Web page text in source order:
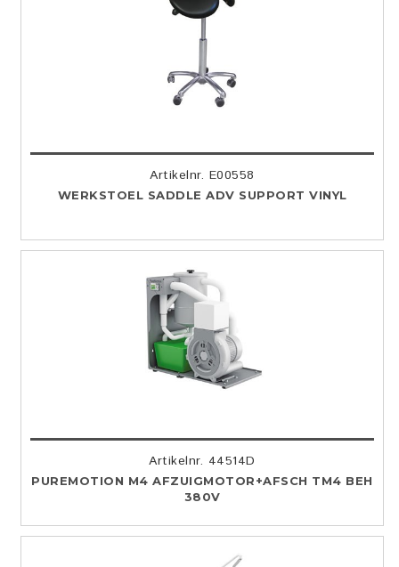
Artikelnr. E00558
WERKSTOEL SADDLE ADV SUPPORT VINYL
Artikelnr. 44514D
PUREMOTION M4 AFZUIGMOTOR+AFSCH TM4 BEH
380V